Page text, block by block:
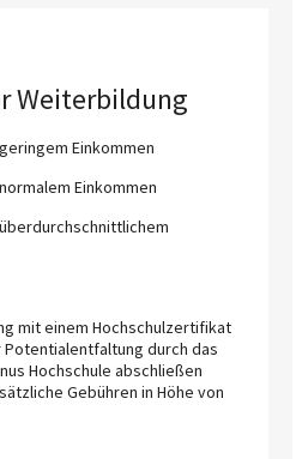
Weiterbildung
Einkommen
Einkommen
mit einem Hochschulzertifikat
Potentialentfaltung durch das
Hochschule abschließen
Gebühren in Höhe von